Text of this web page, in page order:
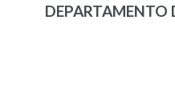
DEPARTAMENTO